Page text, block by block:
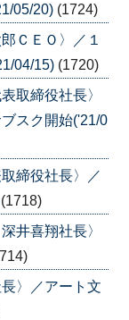
05/20) (1724)
ＣＥＯ〉／１
04/15) (1720)
取締役社長〉
スク開始('21/0
締役社長〉／
(1718)
喜翔社長〉
〉／アート文